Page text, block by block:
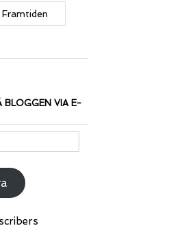
BLOGGEN VIA E-